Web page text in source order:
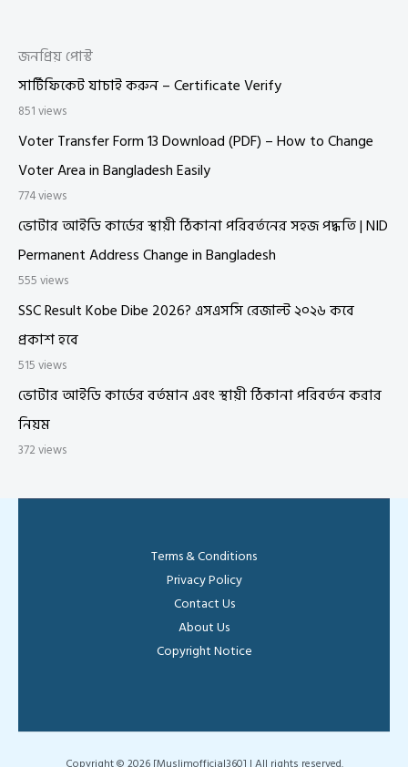
জনপ্রিয় পোস্ট
সার্টিফিকেট যাচাই করুন – Certificate Verify
851 views
Voter Transfer Form 13 Download (PDF) – How to Change
Voter Area in Bangladesh Easily
774 views
ভোটার আইডি কার্ডের স্থায়ী ঠিকানা পরিবর্তনের সহজ পদ্ধতি | NID
Permanent Address Change in Bangladesh
555 views
SSC Result Kobe Dibe 2026? এসএসসি রেজাল্ট ২০২৬ কবে
প্রকাশ হবে
515 views
ভোটার আইডি কার্ডের বর্তমান এবং স্থায়ী ঠিকানা পরিবর্তন করার
নিয়ম
372 views
Terms & Conditions
Privacy Policy
Contact Us
About Us
Copyright Notice